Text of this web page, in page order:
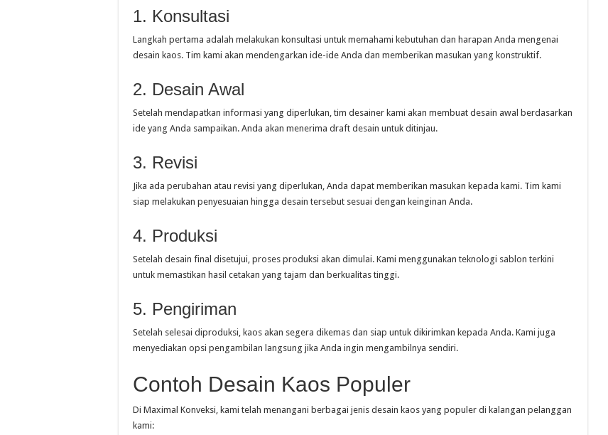
1. Konsultasi
Langkah pertama adalah melakukan konsultasi untuk memahami kebutuhan dan harapan Anda mengenai
desain kaos. Tim kami akan mendengarkan ide-ide Anda dan memberikan masukan yang konstruktif.
2. Desain Awal
Setelah mendapatkan informasi yang diperlukan, tim desainer kami akan membuat desain awal berdasarkan
ide yang Anda sampaikan. Anda akan menerima draft desain untuk ditinjau.
3. Revisi
Jika ada perubahan atau revisi yang diperlukan, Anda dapat memberikan masukan kepada kami. Tim kami
siap melakukan penyesuaian hingga desain tersebut sesuai dengan keinginan Anda.
4. Produksi
Setelah desain final disetujui, proses produksi akan dimulai. Kami menggunakan teknologi sablon terkini
untuk memastikan hasil cetakan yang tajam dan berkualitas tinggi.
5. Pengiriman
Setelah selesai diproduksi, kaos akan segera dikemas dan siap untuk dikirimkan kepada Anda. Kami juga
menyediakan opsi pengambilan langsung jika Anda ingin mengambilnya sendiri.
Contoh Desain Kaos Populer
Di Maximal Konveksi, kami telah menangani berbagai jenis desain kaos yang populer di kalangan pelanggan
kami: